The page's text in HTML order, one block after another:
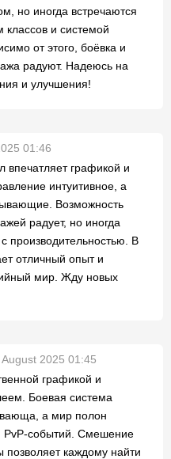
но иногда встречаются
и системой
от этого, боёвка и
радуют. Надеюсь на
и улучшения!
01:46
впечатляет графикой и
интуитивное, а
Возможность
радует, но иногда
производительностью. В
отличный опыт и
мир. Жду новых
August 2025 01:45
графикой и
Боевая система
а мир полон
PvP-событий. Смешение
позволяет каждому найти